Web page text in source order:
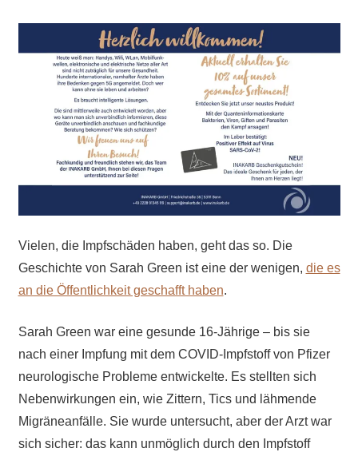
Vielen, die Impfschäden haben, geht das so. Die
Geschichte von Sarah Green ist eine der wenigen, die es
an die Öffentlichkeit geschafft haben.
Sarah Green war eine gesunde 16-Jährige – bis sie
nach einer Impfung mit dem COVID-Impfstoff von Pfizer
neurologische Probleme entwickelte. Es stellten sich
Nebenwirkungen ein, wie Zittern, Tics und lähmende
Migräneanfälle. Sie wurde untersucht, aber der Arzt war
sich sicher: das kann unmöglich durch den Impfstoff